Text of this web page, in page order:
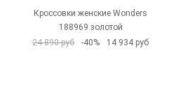
Кроссовки женские Wonders
188969 золотой
24 890 руб
-40% 14 934 руб